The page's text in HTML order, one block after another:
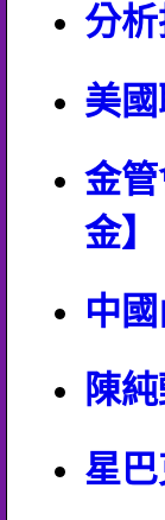
分
美
金
金】
中
陳
星